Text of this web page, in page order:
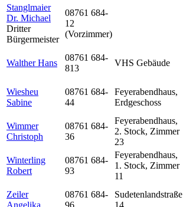
Stanglmaier
Dr. Michael
Dritter
Bürgermeister
08761 684-
12
(Vorzimmer)
Walther Hans
08761 684-
813
VHS Gebäude
Wiesheu
Sabine
08761 684-
44
Feyerabendhaus,
Erdgeschoss
Wimmer
Christoph
08761 684-
36
Feyerabendhaus,
2. Stock, Zimmer
23
Winterling
Robert
08761 684-
93
Feyerabendhaus,
1. Stock, Zimmer
11
Zeiler
Angelika
08761 684-
96
Sudetenlandstraße
14